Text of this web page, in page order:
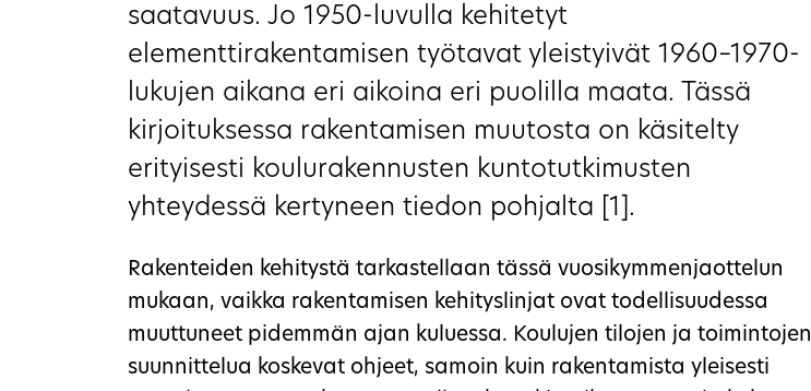
saatavuus. Jo 1950-luvulla kehitetyt
elementtirakentamisen työtavat yleistyivät 1960–1970-
lukujen aikana eri aikoina eri puolilla maata. Tässä
kirjoituksessa rakentamisen muutosta on käsitelty
erityisesti koulurakennusten kuntotutkimusten
yhteydessä kertyneen tiedon pohjalta [1].
Rakenteiden kehitystä tarkastellaan tässä vuosikymmenjaottelun
mukaan, vaikka rakentamisen kehityslinjat ovat todellisuudessa
muuttuneet pidemmän ajan kuluessa. Koulujen tilojen ja toimintojen
suunnittelua koskevat ohjeet, samoin kuin rakentamista yleisesti